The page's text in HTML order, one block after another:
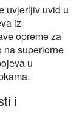
uvjerljiv uvid u
iz
opreme za
na superiorne
u
i